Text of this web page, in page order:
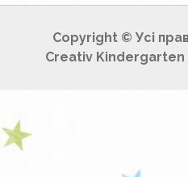
Copyright © Усі
Creativ Kindergarten